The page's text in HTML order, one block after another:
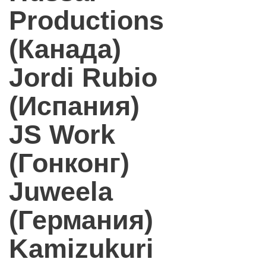
Productions
(Канада)
Jordi Rubio
(Испания)
JS Work
(Гонконг)
Juweela
(Германия)
Kamizukuri